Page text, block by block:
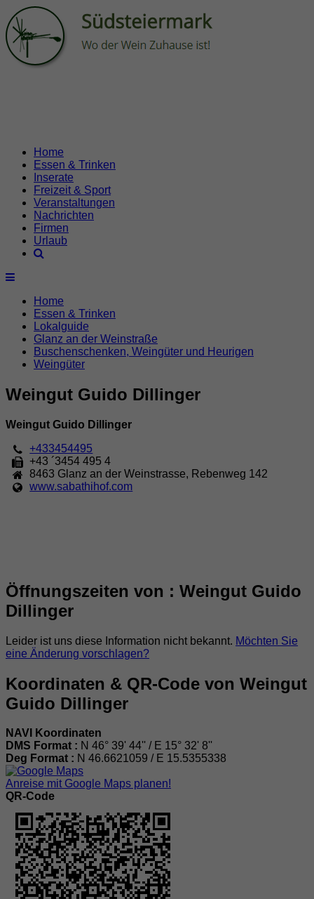
Home
Essen & Trinken
Inserate
Freizeit & Sport
Veranstaltungen
Nachrichten
Firmen
Urlaub
Home
Essen & Trinken
Lokalguide
Glanz an der Weinstraße
Buschenschenken, Weingüter und Heurigen
Weingüter
Weingut Guido Dillinger
Weingut Guido Dillinger
+433454495
+43 ´3454 495 4
8463 Glanz an der Weinstrasse, Rebenweg 142
www.sabathihof.com
Öffnungszeiten von : Weingut Guido
Dillinger
Leider ist uns diese Information nicht bekannt. Möchten Sie
eine Änderung vorschlagen?
Koordinaten & QR-Code von Weingut
Guido Dillinger
NAVI Koordinaten
DMS Format : N 46° 39' 44'' / E 15° 32' 8''
Deg Format : N 46.6621059 / E 15.5355338
Anreise mit Google Maps planen!
QR-Code